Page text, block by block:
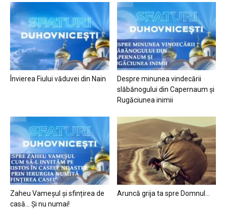
Învierea Fiului văduvei din Nain
Despre minunea vindecării
slăbănogului din Capernaum și
Rugăciunea inimii
Zaheu Vameșul și sfințirea de
casă… Și nu numai!
Aruncă grija ta spre Domnul…